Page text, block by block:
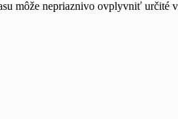
môže nepriaznivo ovplyvniť určité